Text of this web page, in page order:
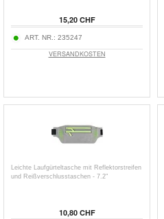
15,20 CHF
ART. NR.: 235247
VERSANDKOSTEN
Leichte Laufgürteltasche mit Reflektorstreifen
und Reißverschlusstaschen - 7.2"
10,80 CHF